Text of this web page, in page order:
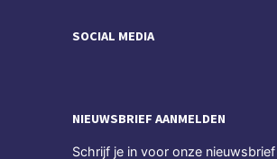
SOCIAL MEDIA
NIEUWSBRIEF AANMELDEN
Schrijf je in voor onze